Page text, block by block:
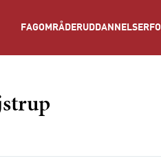
FAGOMRÅDERUDDANNELSER